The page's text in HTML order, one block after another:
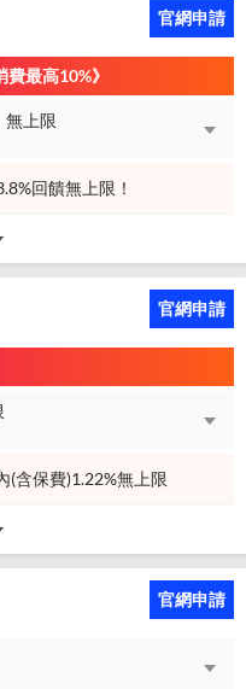
官網申請
最高10%》
無上限
回饋無上限！
官網申請
(含保費)1.22%無上限
官網申請